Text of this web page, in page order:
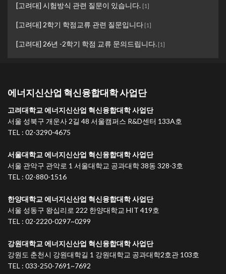
[고려대] 시험방식 관련 질문이 있습니다. [1]
[고려대] 2학기 학점교류 관련 질문입니다 [1]
[고려대] 26년 -2학기 학점 교류 문의드립니다. [1]
에너지신산업 혁신융합대학 사업단
고려대학교 에너지신산업 혁신융합대학 사업단
서울 성북구 개운사 2길 48 서울캠퍼스 R&D센터 133A호
TEL : 02-3290-4675
서울대학교 에너지신산업 혁신융합대학 사업단
서울 관악구 관악로 1 서울대학교 공과대학 38동 328-3호
TEL : 02-880-1516
한양대학교 에너지신산업 혁신융합대학 사업단
서울 성동구 왕십리로 222 한양대학교 HIT 419호
TEL : 02-2220-0297~0299
강원대학교 에너지신산업 혁신융합대학 사업단
강원도 춘천시 강원대학길 1 강원대학교 공과대학2호관 103호
TEL : 033-250-7691~7692